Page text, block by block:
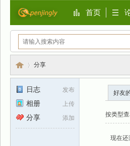
首页
盆
分享
发布
日志
上传
相册
添加
分享
好友
按类型
现在还